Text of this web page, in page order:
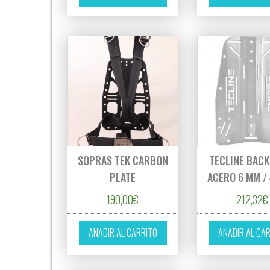
SOPRAS TEK CARBON
PLATE
190,00€
AÑADIR AL CARRITO
TECLINE
ACERO 6 MM
212,32€
AÑADIR AL